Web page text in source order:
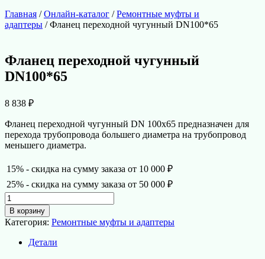
Главная /Онлайн-каталог /Ремонтные муфты и
адаптеры / Фланец переходной чугунный DN100*65
Фланец переходной чугунный
DN100*65
8 838 ₽
Фланец переходной чугунный DN 100х65 предназначен для
перехода трубопровода большего диаметра на трубопровод
меньшего диаметра.
15% - скидка на сумму заказа от 10 000 ₽
25% - скидка на сумму заказа от 50 000 ₽
Количество
товара
Фланец
переходной
чугунный
DN100*65
В корзину
Категория: Ремонтные муфты и адаптеры
Детали